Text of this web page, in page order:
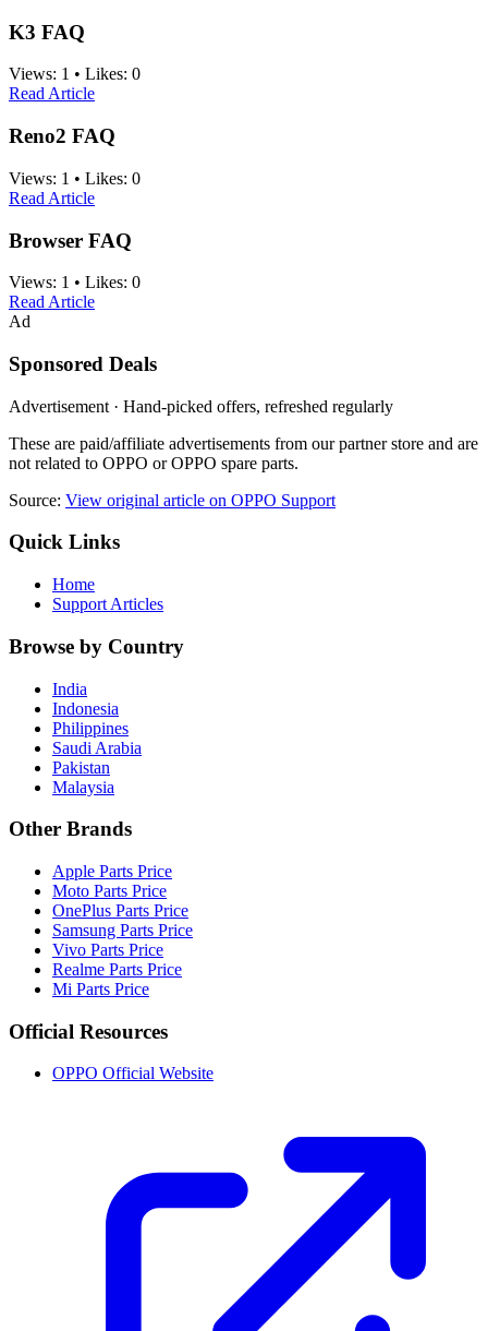
K3 FAQ
Views: 1 • Likes: 0
Read Article
Reno2 FAQ
Views: 1 • Likes: 0
Read Article
Browser FAQ
Views: 1 • Likes: 0
Read Article
Ad
Sponsored Deals
Advertisement · Hand-picked offers, refreshed regularly
These are paid/affiliate advertisements from our partner store and are
not related to OPPO or OPPO spare parts.
Source: View original article on OPPO Support
Quick Links
Home
Support Articles
Browse by Country
India
Indonesia
Philippines
Saudi Arabia
Pakistan
Malaysia
Other Brands
Apple Parts Price
Moto Parts Price
OnePlus Parts Price
Samsung Parts Price
Vivo Parts Price
Realme Parts Price
Mi Parts Price
Official Resources
OPPO Official Website